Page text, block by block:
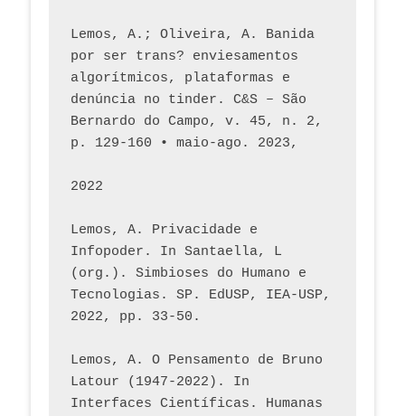
Lemos, A.; Oliveira, A. Banida
por ser trans? enviesamentos
algorítmicos, plataformas e
denúncia no tinder. C&S – São
Bernardo do Campo, v. 45, n. 2,
p. 129-160 • maio-ago. 2023,
2022
Lemos, A. Privacidade e
Infopoder. In Santaella, L
(org.). Simbioses do Humano e
Tecnologias. SP. EdUSP, IEA-USP,
2022, pp. 33-50.
Lemos, A. O Pensamento de Bruno
Latour (1947-2022). In
Interfaces Científicas. Humanas